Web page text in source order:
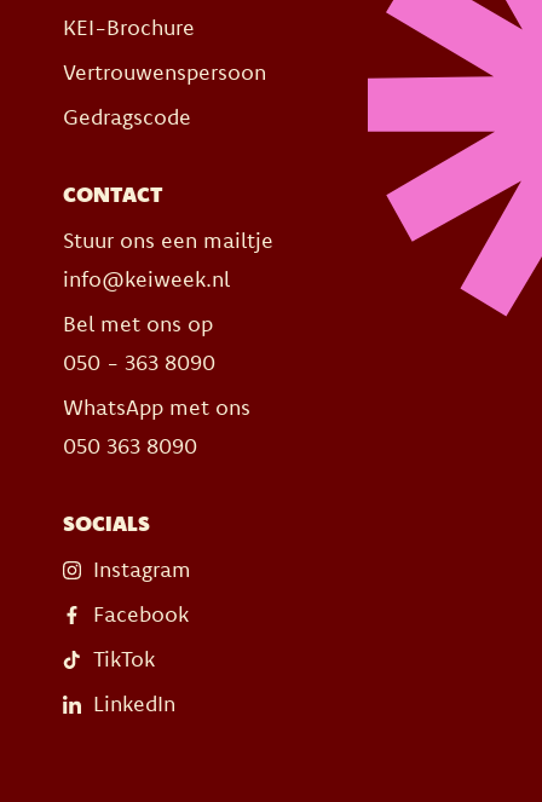
KEI-Brochure
Vertrouwenspersoon
Gedragscode
CONTACT
Stuur ons een mailtje
info@keiweek.nl
Bel met ons op
050 - 363 8090
WhatsApp met ons
050 363 8090
SOCIALS
Instagram
Facebook
TikTok
LinkedIn